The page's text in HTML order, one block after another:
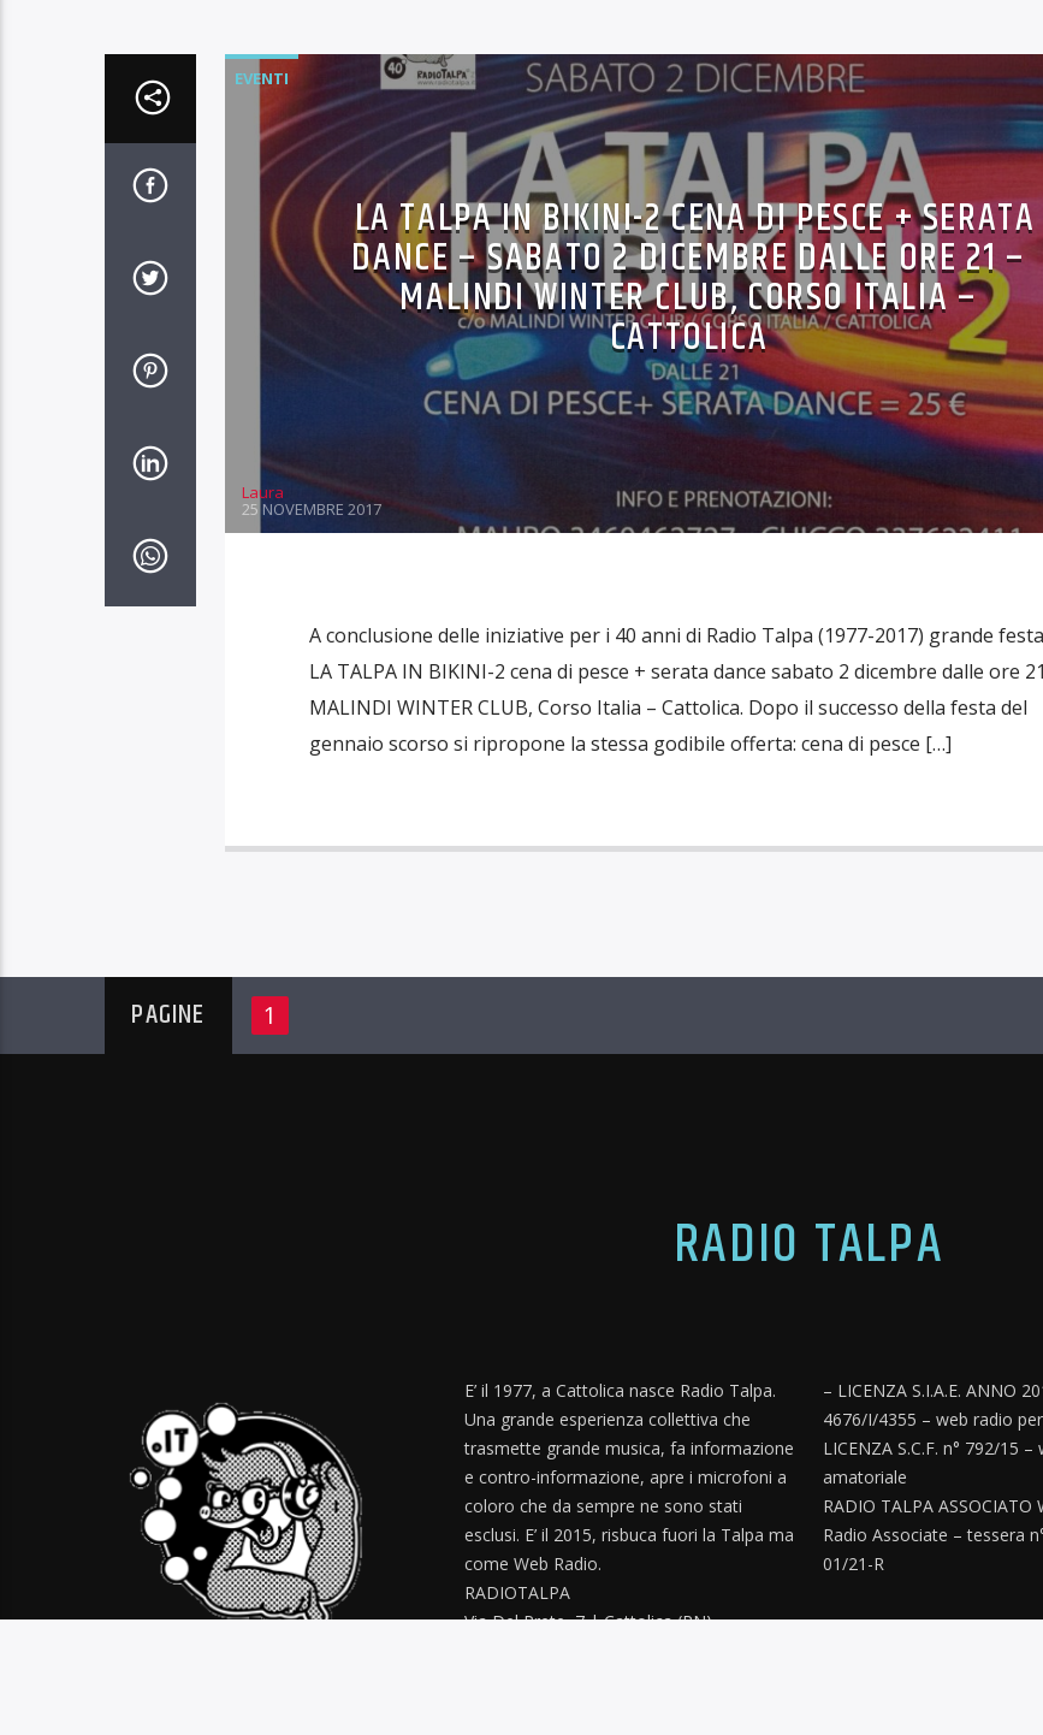
EVENTI
LA TALPA IN BIKINI-2 CENA DI PESCE + SERATA
DANCE – SABATO 2 DICEMBRE DALLE ORE 21 –
MALINDI WINTER CLUB, CORSO ITALIA –
CATTOLICA
Laura
25 NOVEMBRE 2017
A conclusione delle iniziative per i 40 anni di Radio Talpa (1977-2017) grande
LA TALPA IN BIKINI-2 cena di pesce + serata dance sabato 2 dicembre dalle ore
MALINDI WINTER CLUB, Corso Italia – Cattolica. Dopo il successo della festa del
gennaio scorso si ripropone la stessa godibile offerta: cena di pesce […]
PAGINE 1
RADIO TALPA
E’ il 1977, a Cattolica nasce Radio Talpa.
Una grande esperienza collettiva che
trasmette grande musica, fa informazione
e contro-informazione, apre i microfoni a
coloro che da sempre ne sono stati
esclusi. E’ il 2015, risbuca fuori la Talpa ma
come Web Radio.
RADIOTALPA
Via Del Prete, 7 | Cattolica (RN)
– LICENZA S.I.A.E. ANNO
4676/I/4355 – web radio
LICENZA S.C.F. n° 792/15 –
amatoriale
RADIO TALPA ASSOCIATO
Radio Associate – tessera
01/21-R